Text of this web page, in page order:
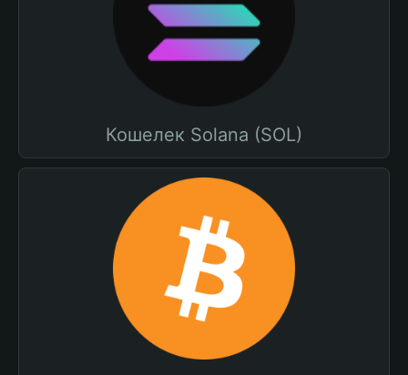
Кошелек Solana (SOL)